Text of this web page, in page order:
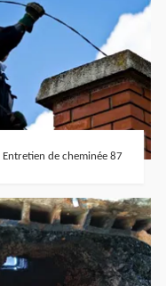
Entretien de cheminée 87